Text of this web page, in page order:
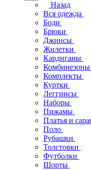
Назад
Вся одежда
Боди
Брюки
Джинсы
Жилетки
Кардиганы
Комбинезоны
Комплекты
Куртки
Леггинсы
Наборы
Пижамы
Платья и
Поло
Рубашки
Толстовки
Футболки
Шорты